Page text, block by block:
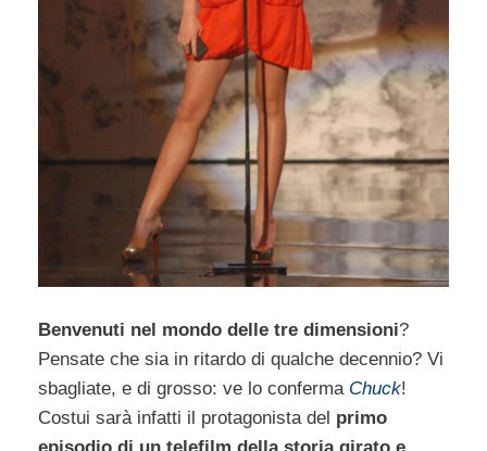
Benvenuti nel mondo delle tre dimensioni?
Pensate che sia in ritardo di qualche decennio? Vi
sbagliate, e di grosso: ve lo conferma Chuck!
Costui sarà infatti il protagonista del primo